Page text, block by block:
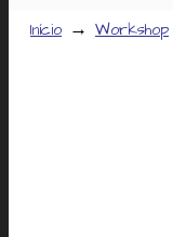
Início → Workshop